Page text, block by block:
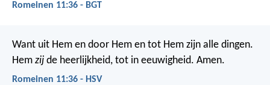
Romeinen 11:36 - BGT
Want uit Hem en door Hem en tot Hem zijn alle dingen.
Hem zij de heerlijkheid, tot in eeuwigheid. Amen.
Romeinen 11:36 - HSV